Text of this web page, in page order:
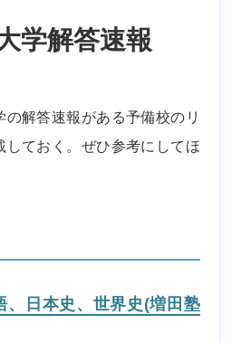
学解答速報
解答速報がある予備校のリ
しておく。ぜひ参考にしてほ
、日本史、世界史(増田塾